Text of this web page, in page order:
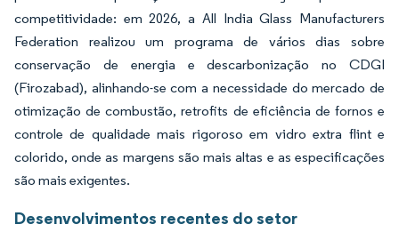
competitividade: em 2026, a All India Glass Manufacturers
Federation realizou um programa de vários dias sobre
conservação de energia e descarbonização no CDGI
(Firozabad), alinhando-se com a necessidade do mercado de
otimização de combustão, retrofits de eficiência de fornos e
controle de qualidade mais rigoroso em vidro extra flint e
colorido, onde as margens são mais altas e as especificações
são mais exigentes.
Desenvolvimentos recentes do setor